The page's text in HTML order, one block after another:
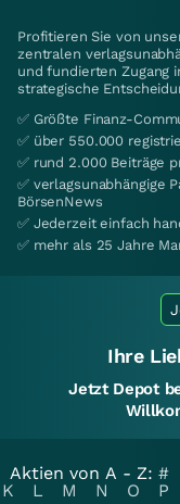
Profitieren Sie von
zentralen
und fundierten Zugang
strategische
✅ Größte Finanz-
✅ über 550.000
✅ rund 2.000 Beiträge
✅ verlagsunabhängige
BörsenNews
✅ Jederzeit einfach
✅ mehr als 25 Jahre
Ihre
Jetzt Depot
Aktien von A - Z: #
K
L M N O P